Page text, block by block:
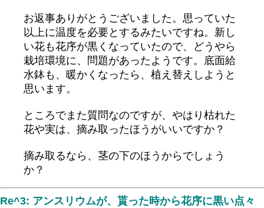
お返事ありがとうございました。思っていた
以上に温度を必要とするみたいですね。新し
い花も花序が黒くなっていたので、どうやら
栽培環境に、問題があったようです。底面給
水鉢も、暖かくなったら、植え替えしようと
思います。
ところでまた質問なのですが、やはり枯れた
花や実は、摘み取ったほうがいいですか？
摘み取るなら、茎の下のほうからでしょう
か？
Re^3: アンスリウムが、貰った時から花序に黒い点々